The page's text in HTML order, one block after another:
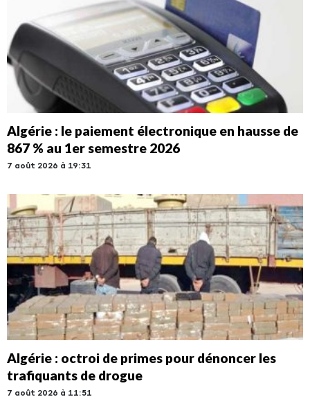
Algérie : le paiement électronique en hausse de
867 % au 1er semestre 2026
7 août 2026 à 19:31
Algérie : octroi de primes pour dénoncer les
trafiquants de drogue
7 août 2026 à 11:51